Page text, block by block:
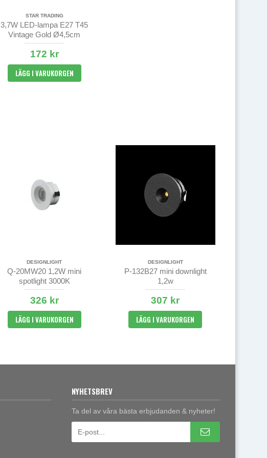
STAR TRADING
3,7W LED-lampa E27 T45
Vintage Gold Ø4,5cm
172 kr
LÄGG I VARUKORGEN
DESIGNLIGHT
Q-20MW20 1,2W mini
spotlight 3000K
326 kr
LÄGG I VARUKORGEN
DESIGNLIGHT
P-132B27 mini downlight
1,2w
307 kr
LÄGG I VARUKORGEN
NYHETSBREV
Ta del av våra bästa erbjudanden & nyheter!